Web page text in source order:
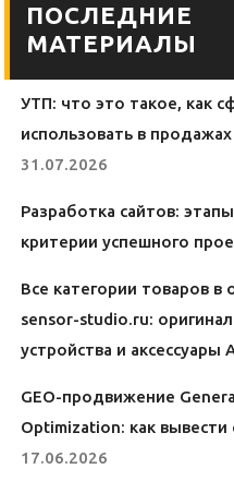
ПОСЛЕДНИЕ
МАТЕРИАЛЫ
УТП: что это такое, как
использовать в
31.07.2026
Разработка сайтов:
критерии успешного
Все категории товаров в
sensor-studio.ru:
устройства и аксессуары
GEO-продвижение
Optimization: как вывести
17.06.2026